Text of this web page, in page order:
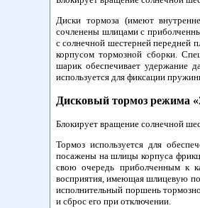
Диски тормоза (имеют
сочленены шлицами с
с солнечной шестерней передней
корпусом тормозной сборки.
шарик обеспечивает удержание
используется для фиксации
Дисковый тормоз режима
Блокирует вращение солнечной
Тормоз используется для
посажены на шлицы корпуса
свою очередь приболченным к
восприятия, имеющая шлицевую
исполнительный поршень
и сброс его при отключении.